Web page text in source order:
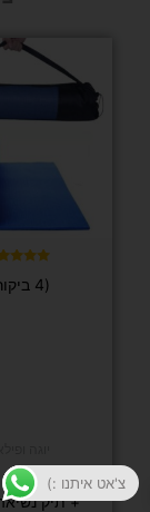
5.00
(4 ביקורות)
מזרן
+ תיק
צ'אט איתנו :)